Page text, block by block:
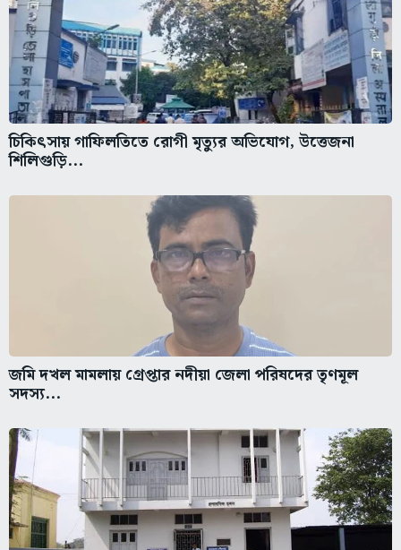
চিকিৎসায় গাফিলতিতে রোগী মৃত্যুর অভিযোগ, উত্তেজনা
শিলিগুড়ি...
জমি দখল মামলায় গ্রেপ্তার নদীয়া জেলা পরিষদের তৃণমূল
সদস্য...